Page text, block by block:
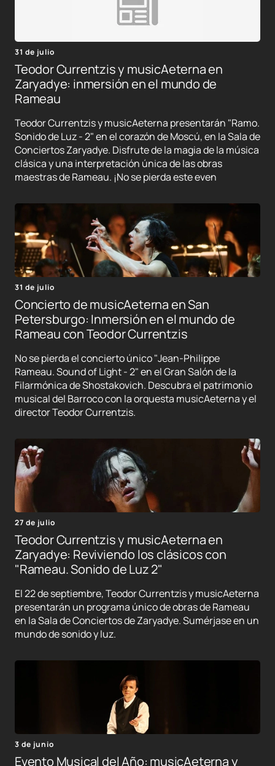
31 de julio
Teodor Currentzis y musicAeterna en
Zaryadye: inmersión en el mundo de
Rameau
Teodor Currentzis y musicAeterna presentarán "Ramo.
Sonido de Luz - 2" en el corazón de Moscú, en la Sala de
Conciertos Zaryadye. Disfrute de la magia de la música
clásica y una interpretación única de las obras
maestras de Rameau. ¡No se pierda este even
31 de julio
Concierto de musicAeterna en San
Petersburgo: Inmersión en el mundo de
Rameau con Teodor Currentzis
No se pierda el concierto único "Jean-Philippe
Rameau. Sound of Light - 2" en el Gran Salón de la
Filarmónica de Shostakovich. Descubra el patrimonio
musical del Barroco con la orquesta musicAeterna y el
director Teodor Currentzis.
27 de julio
Teodor Currentzis y musicAeterna en
Zaryadye: Reviviendo los clásicos con
"Rameau. Sonido de Luz 2"
El 22 de septiembre, Teodor Currentzis y musicAeterna
presentarán un programa único de obras de Rameau
en la Sala de Conciertos de Zaryadye. Sumérjase en un
mundo de sonido y luz.
3 de junio
Evento Musical del Año: musicAeterna y